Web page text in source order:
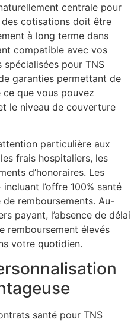
centrale pour
cotisations doit être
à long terme dans
compatible avec vos
spécialisées pour TNS
garanties permettant de
que vous pouvez
le niveau de couverture
particulière aux
frais hospitaliers, les
d’honoraires. Les
l’offre 100% santé
remboursements. Au-
payant, l’absence de délai
remboursement élevés
votre quotidien.
santé pour TNS